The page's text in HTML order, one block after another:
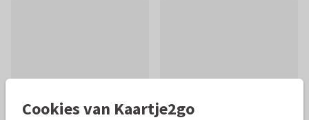
Cookies van Kaartje2go